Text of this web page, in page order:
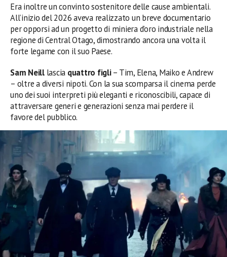
Era inoltre un convinto sostenitore delle cause ambientali.
All’inizio del 2026 aveva realizzato un breve documentario
per opporsi ad un progetto di miniera d’oro industriale nella
regione di Central Otago, dimostrando ancora una volta il
forte legame con il suo Paese.
Sam Neilllascia quattro figli– Tim, Elena, Maiko e Andrew
– oltre a diversi nipoti. Con la sua scomparsa il cinema perde
uno dei suoi interpreti più eleganti e riconoscibili, capace di
attraversare generi e generazioni senza mai perdere il
favore del pubblico.